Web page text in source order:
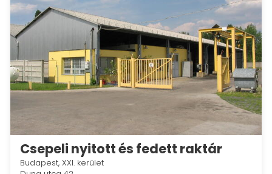
Csepeli nyitott és fedett raktár
Budapest, XXI. kerület